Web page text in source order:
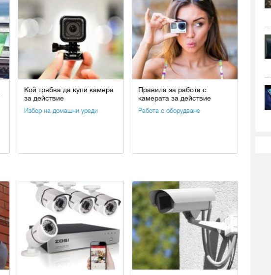
Кой трябва да купи камера
за действие
Избор на домашни уреди
Правила за работа с
камерата за действие
Работа с оборудване